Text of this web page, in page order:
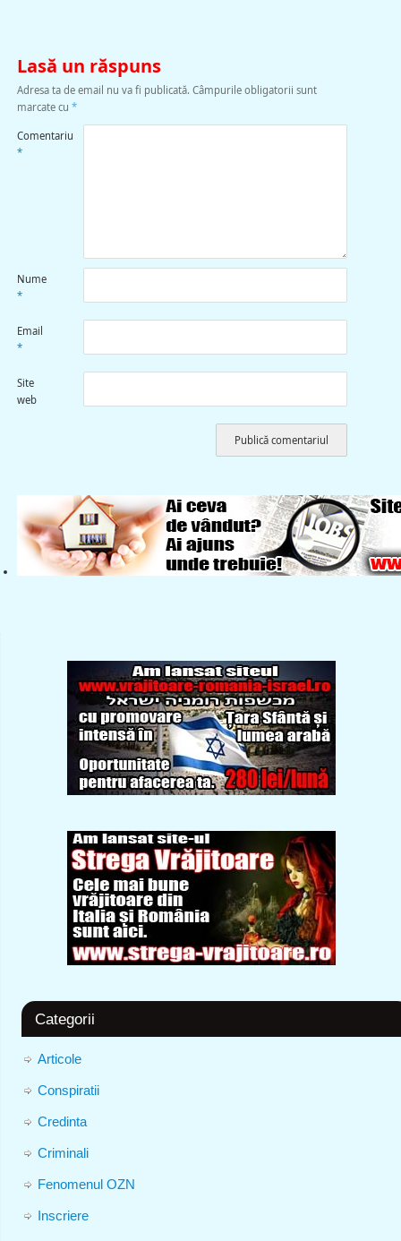
Lasă un răspuns
Adresa ta de email nu va fi publicată. Câmpurile obligatorii sunt
marcate cu *
Comentariu
*
Nume
*
Email
*
Site
web
Categorii
Articole
Conspiratii
Credinta
Criminali
Fenomenul OZN
Inscriere